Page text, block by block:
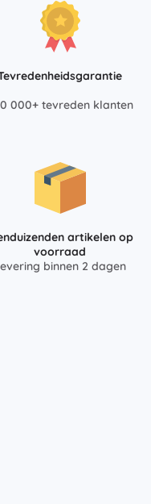
000+ tevreden klanten
artikelen op
voorraad
binnen 2 dagen